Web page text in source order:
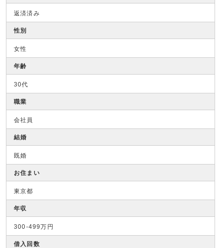
返済済み
性別
女性
年齢
30代
職業
会社員
結婚
既婚
お住まい
東京都
年収
300-499万円
借入回数